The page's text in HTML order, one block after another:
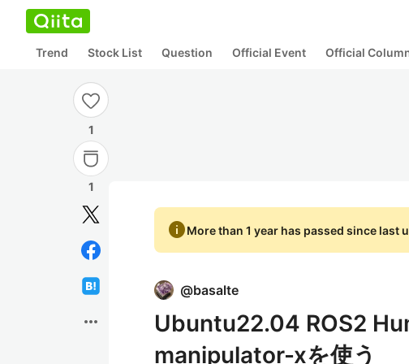
Trend Stock List Question Official Event Official
1
1
more_horiz
infoMore than 1 year has passed since last
@basalte
Ubuntu22.04 ROS2
manipulator-xを使う